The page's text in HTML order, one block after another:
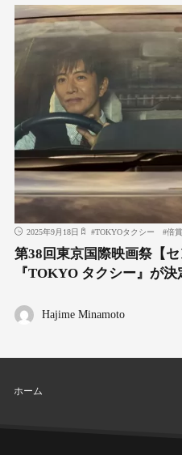
2025年9月18日 #TOKYOタクシー #倍
第38回東京国際映画祭【セ
『TOKYO タクシー』が決
Hajime Minamoto
ホーム